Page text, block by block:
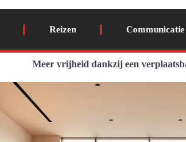
Reizen Communicatie
Meer vrijheid dankzij een